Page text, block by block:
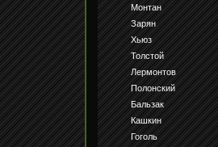
Монтан
Зарян
Хьюз
Толстой
Лермонтов
Полонский
Бальзак
Кашкин
Гоголь